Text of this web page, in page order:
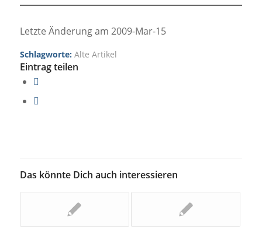
Letzte Änderung am 2009-Mar-15
Schlagworte: Alte Artikel
Eintrag teilen
Das könnte Dich auch interessieren